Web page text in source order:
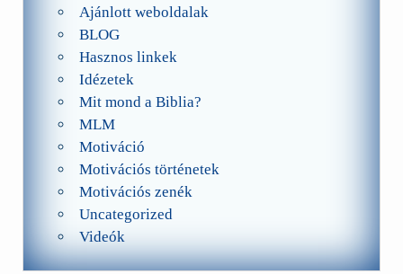
Ajánlott weboldalak
BLOG
Hasznos linkek
Idézetek
Mit mond a Biblia?
MLM
Motiváció
Motivációs történetek
Motivációs zenék
Uncategorized
Videók